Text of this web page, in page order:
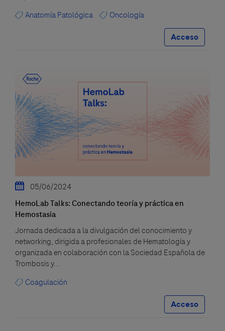
Anatomía Patológica
Oncología
Acceso
05/06/2024
HemoLab Talks: Conectando teoría y práctica en
Hemostasia
Jornada dedicada a la divulgación del conocimiento y
networking, dirigida a profesionales de Hematología y
organizada en colaboración con la Sociedad Española de
Trombosis y...
Coagulación
Acceso